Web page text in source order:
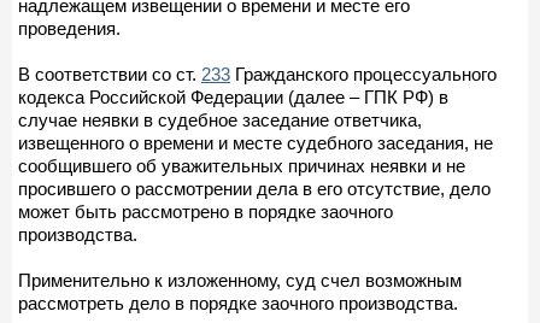
надлежащем извещении о времени и месте его
проведения.
В соответствии со ст. 233 Гражданского процессуального
кодекса Российской Федерации (далее – ГПК РФ) в
случае неявки в судебное заседание ответчика,
извещенного о времени и месте судебного заседания, не
сообщившего об уважительных причинах неявки и не
просившего о рассмотрении дела в его отсутствие, дело
может быть рассмотрено в порядке заочного
производства.
Применительно к изложенному, суд счел возможным
рассмотреть дело в порядке заочного производства.